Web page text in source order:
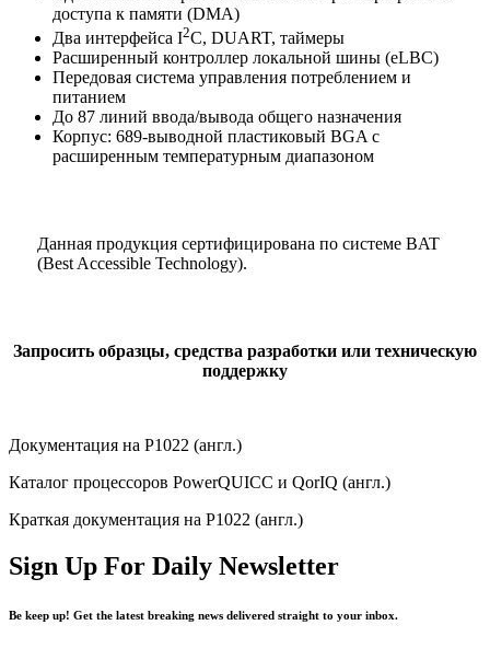
доступа к памяти (DMA)
Два интерфейса I2C, DUART, таймеры
Расширенный контроллер локальной шины (eLBC)
Передовая система управления потреблением и
питанием
До 87 линий ввода/вывода общего назначения
Корпус: 689-выводной пластиковый BGA с
расширенным температурным диапазоном
Данная продукция сертифицирована по системе BAT
(Best Accessible Technology).
Запросить образцы, средства разработки или техническую
поддержку
Документация на P1022 (англ.)
Каталог процессоров PowerQUICC и QorIQ (англ.)
Краткая документация на P1022 (англ.)
Sign Up For Daily Newsletter
Be keep up! Get the latest breaking news delivered straight to your inbox.